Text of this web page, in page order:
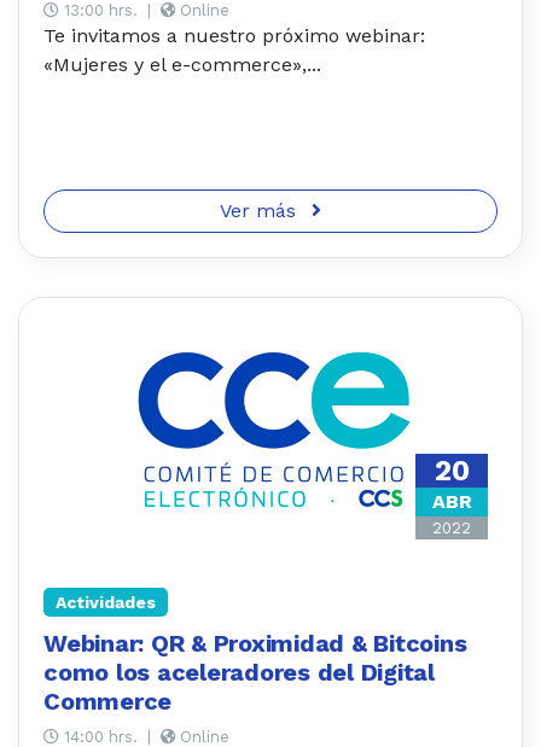
13:00 hrs. Online
Te invitamos a nuestro próximo webinar:
«Mujeres y el e-commerce»,...
Ver más
20
ABR
2022
Actividades
Webinar: QR & Proximidad & Bitcoins
como los aceleradores del Digital
Commerce
14:00 hrs. Online